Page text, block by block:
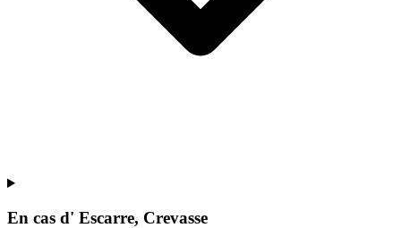
En cas d' Escarre, Crevasse